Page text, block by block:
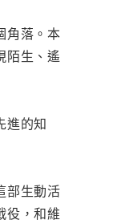
角落。本
陌生、遙
進的知
部生動活
役，和維